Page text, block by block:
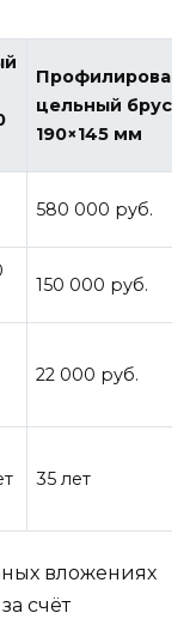
цельный брус
190×145 мм
580 000 руб.
150 000 руб.
22 000 руб.
35 лет
вложениях
счёт